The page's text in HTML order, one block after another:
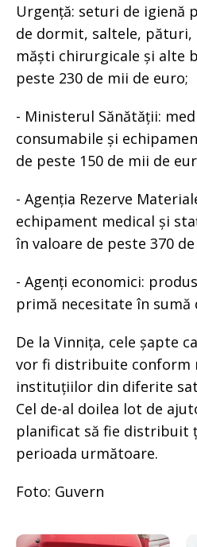
Urgență: seturi de igienă
de dormit, saltele, pături,
măști chirurgicale și alte
peste 230 de mii de euro;
- Ministerul Sănătății:
consumabile și
de peste 150 de mii de
- Agenția Rezerve
echipament medical și
în valoare de peste 370
- Agenți economici:
primă necesitate în sumă
De la Vinnița, cele șapte
vor fi distribuite conform
instituțiilor din diferite
Cel de-al doilea lot de
planificat să fie distribuit
perioada următoare.
Foto: Guvern